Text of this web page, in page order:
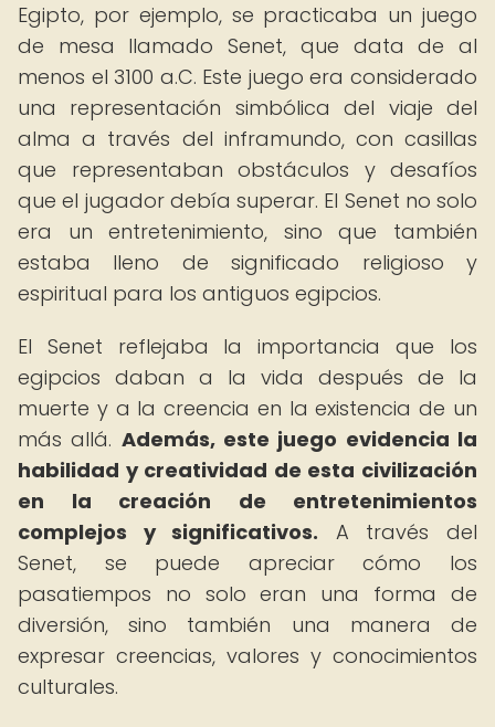
Egipto, por ejemplo, se practicaba un juego
de mesa llamado Senet, que data de al
menos el 3100 a.C. Este juego era considerado
una representación simbólica del viaje del
alma a través del inframundo, con casillas
que representaban obstáculos y desafíos
que el jugador debía superar. El Senet no solo
era un entretenimiento, sino que también
estaba lleno de significado religioso y
espiritual para los antiguos egipcios.
El Senet reflejaba la importancia que los
egipcios daban a la vida después de la
muerte y a la creencia en la existencia de un
más allá. Además, este juego evidencia la
habilidad y creatividad de esta civilización
en la creación de entretenimientos
complejos y significativos. A través del
Senet, se puede apreciar cómo los
pasatiempos no solo eran una forma de
diversión, sino también una manera de
expresar creencias, valores y conocimientos
culturales.